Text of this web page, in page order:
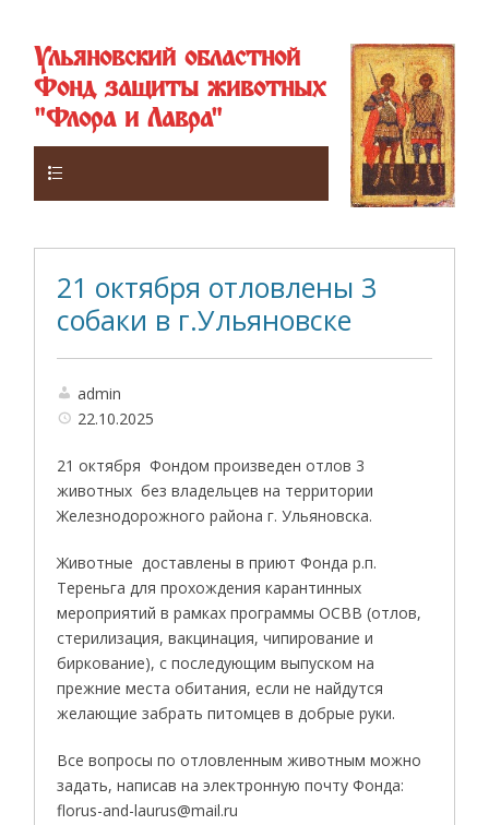
Ульяновский областной
Фонд защиты животных
"Флора и Лавра"
21 октября отловлены 3
собаки в г.Ульяновске
admin
22.10.2025
21 октября Фондом произведен отлов 3
животных без владельцев на территории
Железнодорожного района г. Ульяновска.
Животные доставлены в приют Фонда р.п.
Тереньга для прохождения карантинных
мероприятий в рамках программы ОСВВ (отлов,
стерилизация, вакцинация, чипирование и
биркование), с последующим выпуском на
прежние места обитания, если не найдутся
желающие забрать питомцев в добрые руки.
Все вопросы по отловленным животным можно
задать, написав на электронную почту Фонда:
florus-and-laurus@mail.ru